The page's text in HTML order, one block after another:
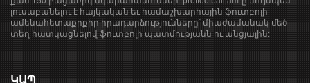
լուսաբանելու է հայկական եւ համաշխարհային ֆուտբոլի
ամենահետաքրքիր իրադարձությունները՝ միաժամանակ մեծ
տեղ հատկացնելով ֆուտբոլի պատմությանն ու անցյալին:
ԿԱՊ